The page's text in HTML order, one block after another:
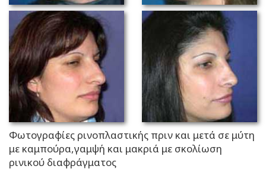
Φωτογραφίες ρινοπλαστικής πριν και μετά σε μύτη
με καμπούρα,γαμψή και μακριά με σκολίωση
ρινικού διαφράγματος